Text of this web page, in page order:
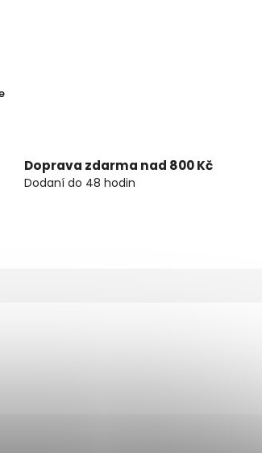
Doprava zdarma nad 800 Kč
Dodaní do 48 hodin